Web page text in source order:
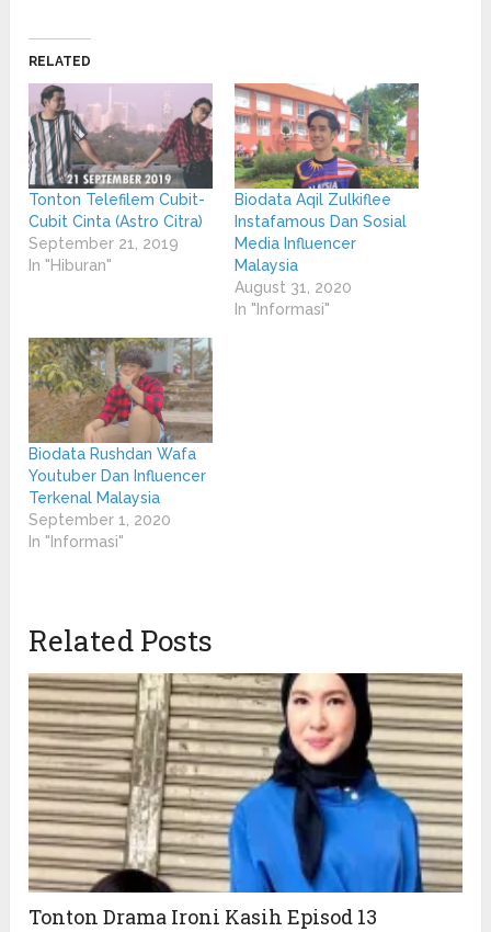
(Opens
in
new
window)window)
RELATED
Tonton Telefilem Cubit-
Cubit Cinta (Astro Citra)
September 21, 2019
In "Hiburan"
Biodata Aqil Zulkiflee
Instafamous Dan Sosial
Media Influencer
Malaysia
August 31, 2020
In "Informasi"
Biodata Rushdan Wafa
Youtuber Dan Influencer
Terkenal Malaysia
September 1, 2020
In "Informasi"
Related Posts
Tonton Drama Ironi Kasih Episod 13